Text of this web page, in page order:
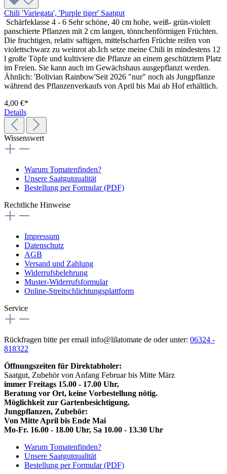
Chili 'Variegata', 'Purple tiger' Saatgut
Schärfeklasse 4 - 6 Sehr schöne, 40 cm hohe, weiß- grün-violett
panschierte Pflanzen mit 2 cm langen, tönnchenförmigen Früchten.
Die fruchtigen, relativ saftigen, mittelscharfen Früchte reifen von
violettschwarz zu weinrot ab.Ich setze meine Chili in mindestens 12
l große Töpfe und kultiviere die Pflanze an einem geschütztem Platz
im Freien. Sie kann auch im Gewächshaus ausgepflanzt werden.
Ähnlich: 'Bolivian Rainbow'Seit 2026 "nur" noch als Jungpflanze
während des Pflanzenverkaufs von April bis Mai ab Hof erhältlich.
4,00 €*
Details
Wissenswert
Warum Tomatenfinden?
Unsere Saatgutqualität
Bestellung per Formular (PDF)
Rechtliche Hinweise
Impressum
Datenschutz
AGB
Versand und Zahlung
Widerrufsbelehrung
Muster-Widerrufsformular
Online-Streitschlichtungsplattform
Service
Rückfragen bitte per email info@lilatomate de oder unter: 06324 -
818322
Öffnungszeiten für Direktabholer:
Saatgut, Zubehör von Anfang Februar bis Mitte März
immer Freitags 15.00 - 17.00 Uhr,
Beratung vor Ort, keine Vorbestellung nötig.
Möglichkeit zur Gartenbesichtigung.
Jungpflanzen, Zubehör:
Von Mitte April bis Ende Mai
Mo-Fr. 16.00 - 18.00 Uhr, Sa 10.00 - 13.30 Uhr
Warum Tomatenfinden?
Unsere Saatgutqualität
Bestellung per Formular (PDF)